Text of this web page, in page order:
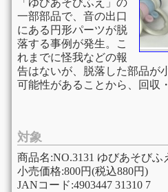
「ゆびあそびふえ」の
一部部品で、音の出口
にある円形パーツが脱
落する事例が発生。こ
れまでに怪我などの報
告はないが、脱落した部品が
可能性があることから、回収
対象
商品名:NO.3131 ゆびあそびふ
小売価格:800円(税込880円)
JANコード:4903447 31310 7